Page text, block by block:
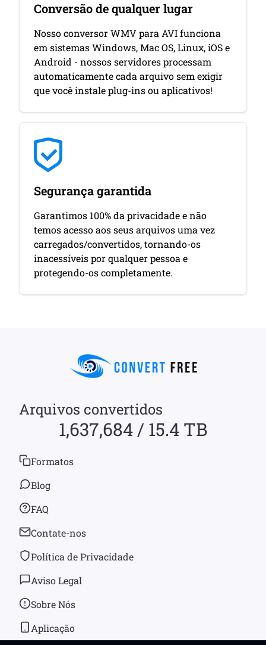
Conversão de qualquer lugar
Nosso conversor WMV para AVI funciona
em sistemas Windows, Mac OS, Linux, iOS e
Android - nossos servidores processam
automaticamente cada arquivo sem exigir
que você instale plug-ins ou aplicativos!
Segurança garantida
Garantimos 100% da privacidade e não
temos acesso aos seus arquivos uma vez
carregados/convertidos, tornando-os
inacessíveis por qualquer pessoa e
protegendo-os completamente.
Arquivos convertidos
1,637,684 / 15.4 TB
Formatos
Blog
FAQ
Contate-nos
Política de Privacidade
Aviso Legal
Sobre Nós
Aplicação